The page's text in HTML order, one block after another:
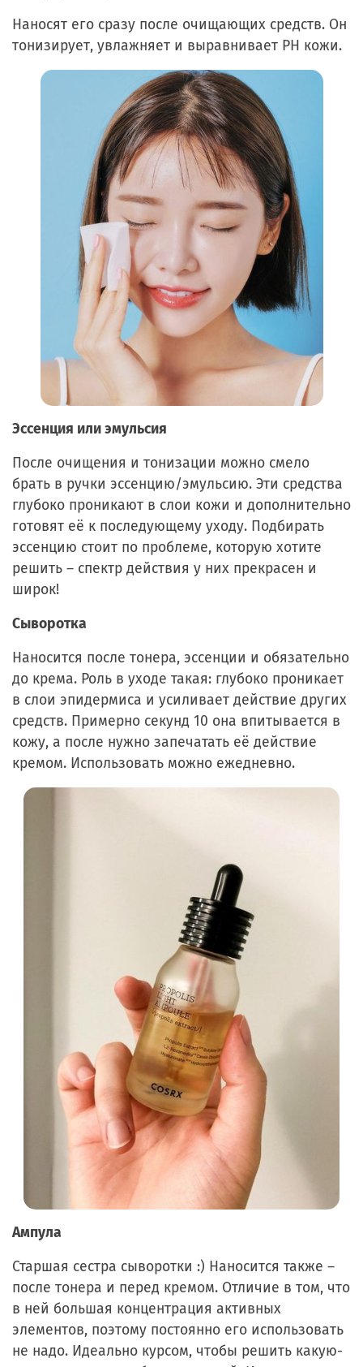
Наносят его сразу после очищающих средств. Он
тонизирует, увлажняет и выравнивает PH кожи.
Эссенция или эмульсия
После очищения и тонизации можно смело
брать в ручки эссенцию/эмульсию. Эти средства
глубоко проникают в слои кожи и дополнительно
готовят её к последующему уходу. Подбирать
эссенцию стоит по проблеме, которую хотите
решить – спектр действия у них прекрасен и
широк!
Сыворотка
Наносится после тонера, эссенции и обязательно
до крема. Роль в уходе такая: глубоко проникает
в слои эпидермиса и усиливает действие других
средств. Примерно секунд 10 она впитывается в
кожу, а после нужно запечатать её действие
кремом. Использовать можно ежедневно.
Ампула
Старшая сестра сыворотки :) Наносится также –
после тонера и перед кремом. Отличие в том, что
в ней большая концентрация активных
элементов, поэтому постоянно его использовать
не надо. Идеально курсом, чтобы решить какую-